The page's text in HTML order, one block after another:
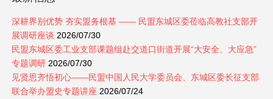
深耕界别优势 夯实盟务根基 —— 民盟东城区委莅临高教社支部开
展调研座谈 2026/07/30
民盟东城区委工业支部课题组赴交道口街道开展“大安全、大应急”
专题调研2026/07/30
见贤思齐悟初心——民盟中国人民大学委员会、东城区委长征支部
联合举办盟史专题讲座 2026/07/24